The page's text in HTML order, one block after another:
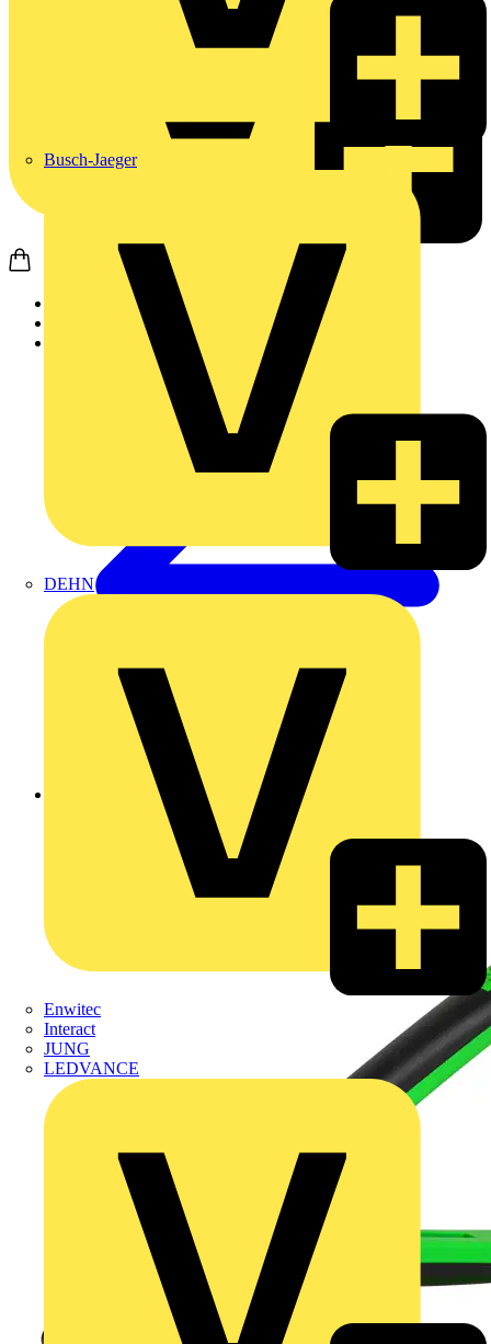
Busch-Jaeger
DEHN
Enwitec
Interact
JUNG
LEDVANCE
Zurück zu Produkte